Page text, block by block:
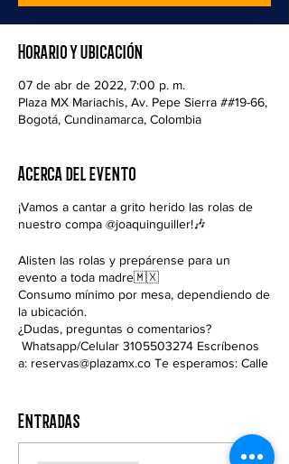
Horario y ubicación
07 de abr de 2022, 7:00 p. m.
Plaza MX Mariachis, Av. Pepe Sierra ##19-66,
Bogotá, Cundinamarca, Colombia
Acerca del evento
¡Vamos a cantar a grito herido las rolas de
nuestro compa @joaquinguiller!🎶
Alisten las rolas y prepárense para un
evento a toda madre🇲🇽
Consumo mínimo por mesa, dependiendo de
la ubicación.
¿Dudas, preguntas o comentarios?
Whatsapp/Celular 3105503274 Escríbenos
a: reservas@plazamx.co Te esperamos: Calle
Mesas son mínimo desde 4 personas
Entradas